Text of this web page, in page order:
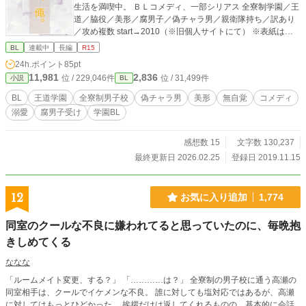
生活を満喫中。 ＢＬコメディ、一部シリアス 全寮制学園／王
道／脇役／美形／腐男子／偽チャラ男／親衛隊持ち／訳あり
／攻め複数 start→2010（※旧個人サイトにて） ※表紙はか
んたん表紙メーカーさんです。
BL 連載中 長編 R15
24h.ポイント 85pt
小説 11,981 位 / 229,046件 BL 2,836 位 / 31,499件
BL 王道学園 全寮制男子校 偽チャラ男 美形 無自覚
コメディ
溺愛
腐男子受け 学園BL
感想数 15
文字数 130,237
最終更新日 2026.02.25
登録日 2019.11.15
12 お気に入り追加 1,774
同室のクールな不良に嫌われてると思っていたのに、毎晩抱
きしめてくる
ななな
「ルームメイト変更、する？」 「…………は？」 全寮制の男子校に通う高瀬の
同室相手は、クールでイケメンな不良。 誰に対しても塩対応ではあるが、高瀬